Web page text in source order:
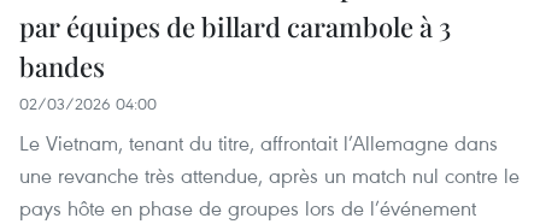
par équipes de billard carambole à 3
bandes
02/03/2026 04:00
Le Vietnam, tenant du titre, affrontait l’Allemagne dans
une revanche très attendue, après un match nul contre le
pays hôte en phase de groupes lors de l’événement